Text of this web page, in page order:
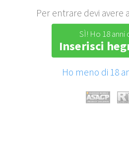
Per entrare devi avere
SÌ! Ho 18 anni
Inserisci
Ho meno di 18